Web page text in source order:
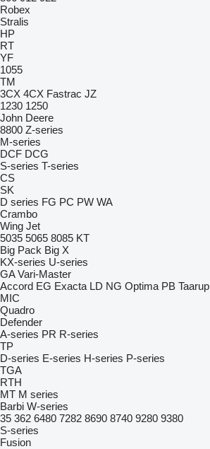
Robex
Stralis
HP
RT
YF
1055
TM
3CX 4CX Fastrac JZ
1230 1250
John Deere
8800 Z-series
M-series
DCF DCG
S-series T-series
CS
SK
D series FG PC PW WA
Crambo
Wing Jet
5035 5065 8085 KT
Big Pack Big X
KX-series U-series
GA Vari-Master
Accord EG Exacta LD NG Optima PB Taarup
MIC
Quadro
Defender
A-series PR R-series
TP
D-series E-series H-series P-series
TGA
RTH
MT M series
Barbi W-series
35 362 6480 7282 8690 8740 9280 9380
S-series
Fusion